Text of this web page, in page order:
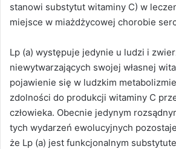
stanowi substytut witaminy C) w
miejsce w miażdżycowej chorobie
Lp (a) występuje jedynie u ludzi i
niewytwarzających swojej własnej
pojawienie się w ludzkim
zdolności do produkcji witaminy C
człowieka. Obecnie jedynym
tych wydarzeń ewolucyjnych
że Lp (a) jest funkcjonalnym